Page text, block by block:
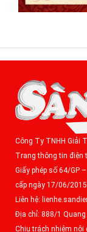
Công Ty TNHH Giải
Trang thông tin điện
Giấy phép số 64/GP
cấp ngày 17/06/2015
Liên hệ:
Địa chỉ: 888/1 Quang
Chịu trách nhiệm nội